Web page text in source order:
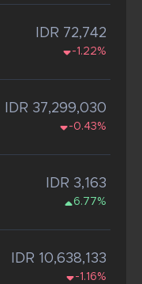
IDR 72,742
-1.22%
IDR 37,299,030
-0.43%
IDR 3,163
6.77%
IDR 10,638,133
-1.16%